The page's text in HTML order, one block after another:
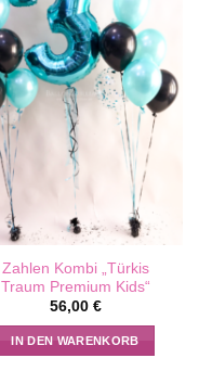
Zahlen Kombi „Türkis
Traum Premium Kids“
56,00 €
IN DEN WARENKORB